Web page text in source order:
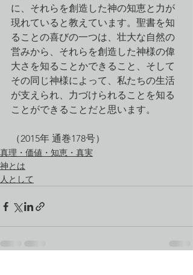
に、それらを創造した神の知恵と力が
現れていると教えています。聖書を知
ることの喜びの一つは、壮大な自然の
営みから、それらを創造した神様の偉
大さを知ることかできること、そして
その同じ神様によって、私たちの生活
が支えられ、力づけられることを知る
ことができることだと思います。
（2015年 通巻178号）
真理・価値・知恵・真実
神とは
人として